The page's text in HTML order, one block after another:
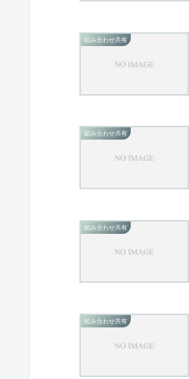
組み合わせ共有
組み合わせ共有
組み合わせ共有
組み合わせ共有